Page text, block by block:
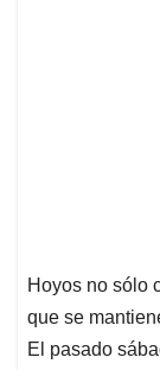
Hoyos no sólo
que se
El pasado